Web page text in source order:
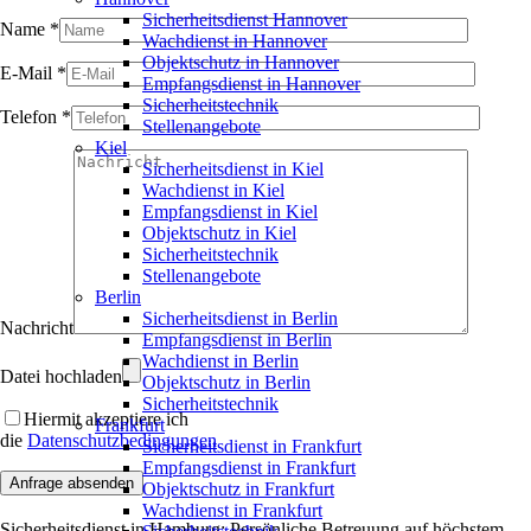
Sicherheitsdienst Hannover
Wachdienst in Hannover
Objektschutz in Hannover
Empfangsdienst in Hannover
Sicherheitstechnik
Stellenangebote
Kiel
Sicherheitsdienst in Kiel
Wachdienst in Kiel
Empfangsdienst in Kiel
Objektschutz in Kiel
Sicherheitstechnik
Stellenangebote
Berlin
Sicherheitsdienst in Berlin
Empfangsdienst in Berlin
Wachdienst in Berlin
Objektschutz in Berlin
Sicherheitstechnik
Frankfurt
Sicherheitsdienst in Frankfurt
Empfangsdienst in Frankfurt
Objektschutz in Frankfurt
Wachdienst in Frankfurt
Name *
E-Mail *
Telefon *
Nachricht
Datei hochladen
Hiermit akzeptiere ich
die Datenschutzbedingungen